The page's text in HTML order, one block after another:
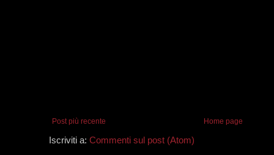
Post più recente Home page
Iscriviti a: Commenti sul post (Atom)